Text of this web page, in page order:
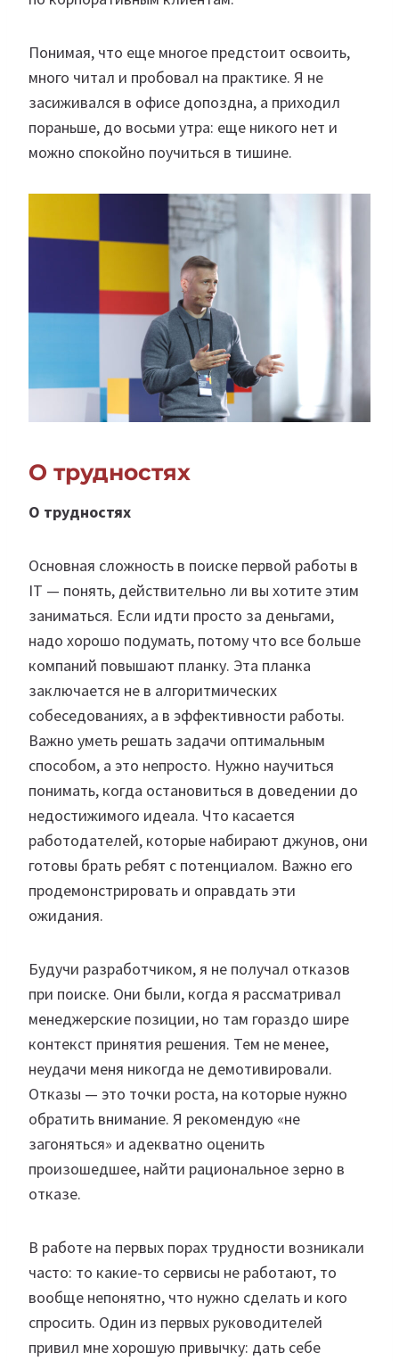
Понимая, что еще многое предстоит освоить,
много читал и пробовал на практике. Я не
засиживался в офисе допоздна, а приходил
пораньше, до восьми утра: еще никого нет и
можно спокойно поучиться в тишине.
О трудностях
О трудностях
Основная сложность в поиске первой работы в
IT — понять, действительно ли вы хотите этим
заниматься. Если идти просто за деньгами,
надо хорошо подумать, потому что все больше
компаний повышают планку. Эта планка
заключается не в алгоритмических
собеседованиях, а в эффективности работы.
Важно уметь решать задачи оптимальным
способом, а это непросто. Нужно научиться
понимать, когда остановиться в доведении до
недостижимого идеала. Что касается
работодателей, которые набирают джунов, они
готовы брать ребят с потенциалом. Важно его
продемонстрировать и оправдать эти
ожидания.
Будучи разработчиком, я не получал отказов
при поиске. Они были, когда я рассматривал
менеджерские позиции, но там гораздо шире
контекст принятия решения. Тем не менее,
неудачи меня никогда не демотивировали.
Отказы — это точки роста, на которые нужно
обратить внимание. Я рекомендую «не
загоняться» и адекватно оценить
произошедшее, найти рациональное зерно в
отказе.
В работе на первых порах трудности возникали
часто: то какие-то сервисы не работают, то
вообще непонятно, что нужно сделать и кого
спросить. Один из первых руководителей
привил мне хорошую привычку: дать себе